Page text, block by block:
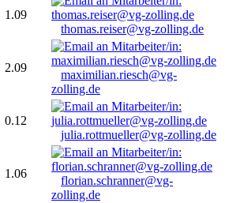
1.09
thomas.reiser@vg-zolling.de
2.09
maximilian.riesch@vg-
zolling.de
0.12
julia.rottmueller@vg-zolling.de
1.06
florian.schranner@vg-
zolling.de